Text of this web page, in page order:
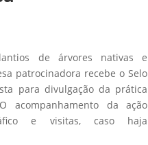
de árvores nativas e
patrocinadora recebe o Selo
para divulgação da prática
acompanhamento da ação
e visitas, caso haja